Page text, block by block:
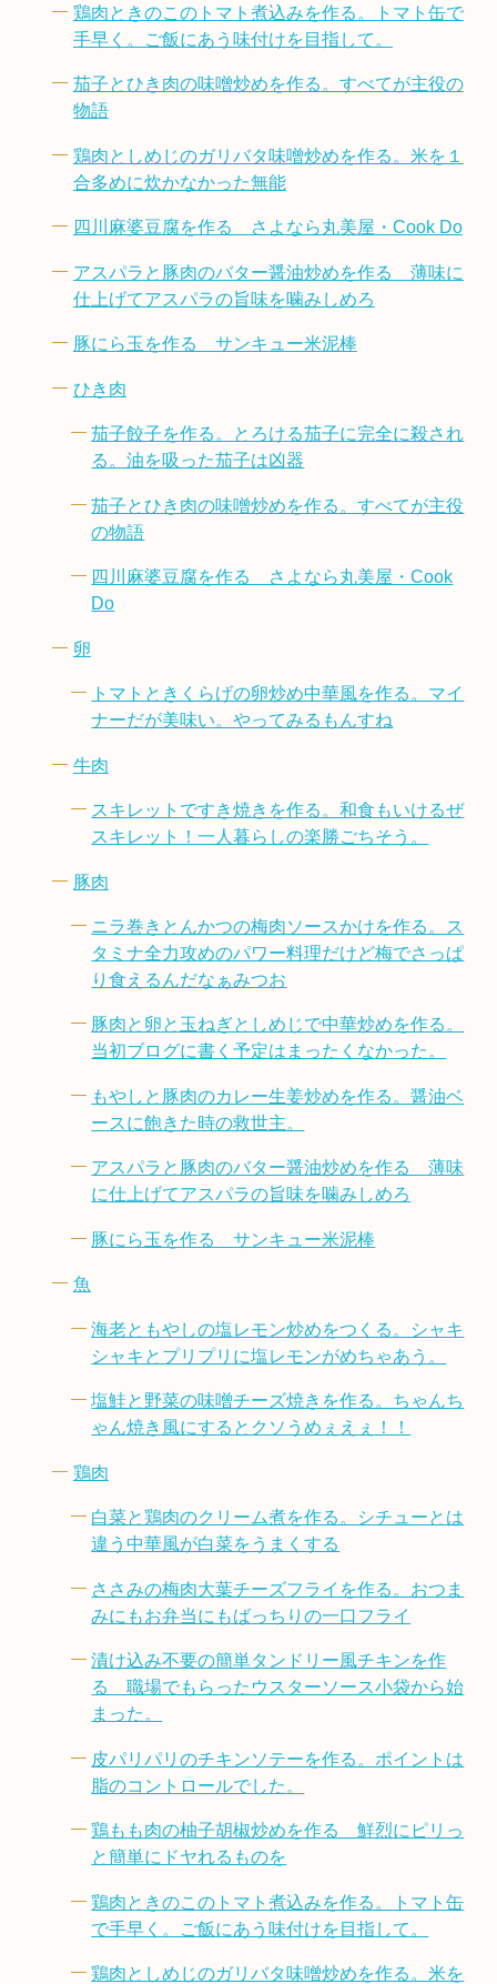
鶏肉ときのこのトマト煮込みを作る。トマト缶で
手早く。ご飯にあう味付けを目指して。
茄子とひき肉の味噌炒めを作る。すべてが主役の
物語
鶏肉としめじのガリバタ味噌炒めを作る。米を１
合多めに炊かなかった無能
四川麻婆豆腐を作る さよなら丸美屋・Cook Do
アスパラと豚肉のバター醤油炒めを作る 薄味に
仕上げてアスパラの旨味を噛みしめろ
豚にら玉を作る サンキュー米泥棒
ひき肉
茄子餃子を作る。とろける茄子に完全に殺され
る。油を吸った茄子は凶器
茄子とひき肉の味噌炒めを作る。すべてが主役
の物語
四川麻婆豆腐を作る さよなら丸美屋・Cook
Do
卵
トマトときくらげの卵炒め中華風を作る。マイ
ナーだが美味い。やってみるもんすね
牛肉
スキレットですき焼きを作る。和食もいけるぜ
スキレット！一人暮らしの楽勝ごちそう。
豚肉
ニラ巻きとんかつの梅肉ソースかけを作る。ス
タミナ全力攻めのパワー料理だけど梅でさっぱ
り食えるんだなぁみつお
豚肉と卵と玉ねぎとしめじで中華炒めを作る。
当初ブログに書く予定はまったくなかった。
もやしと豚肉のカレー生姜炒めを作る。醤油ベ
ースに飽きた時の救世主。
アスパラと豚肉のバター醤油炒めを作る 薄味
に仕上げてアスパラの旨味を噛みしめろ
豚にら玉を作る サンキュー米泥棒
魚
海老ともやしの塩レモン炒めをつくる。シャキ
シャキとプリプリに塩レモンがめちゃあう。
塩鮭と野菜の味噌チーズ焼きを作る。ちゃんち
ゃん焼き風にするとクソうめぇえぇ！！
鶏肉
白菜と鶏肉のクリーム煮を作る。シチューとは
違う中華風が白菜をうまくする
ささみの梅肉大葉チーズフライを作る。おつま
みにもお弁当にもばっちりの一口フライ
漬け込み不要の簡単タンドリー風チキンを作
る 職場でもらったウスターソース小袋から始
まった。
皮パリパリのチキンソテーを作る。ポイントは
脂のコントロールでした。
鶏もも肉の柚子胡椒炒めを作る 鮮烈にピリっ
と簡単にドヤれるものを
鶏肉ときのこのトマト煮込みを作る。トマト缶
で手早く。ご飯にあう味付けを目指して。
鶏肉としめじのガリバタ味噌炒めを作る。米を